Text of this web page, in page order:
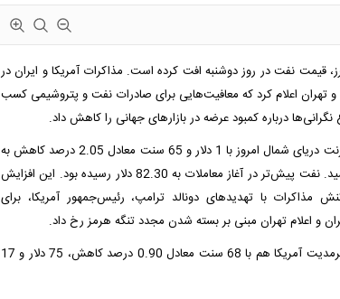
قیمت‌ نفت در روز دوشنبه افت کرده است. مذاکرات آمریکا و ایران در
تهران اعلام کرد که معافیت‌هایی برای صادرات نفت و پتروشیمی کسب
درباره کمبود عرضه در بازارهای جهانی را کاهش داد.
قیمت هر بشکه نفت برنت دریای شمال امروز با 1 دلار و 65 سنت معادل 2.05 درصد کاهش به
78 دلار و 92 سنت رسید. نفت پیش‌تر در آغاز معاملات به 82.30 دلار رسیده بود. این افزایش
مذاکرات با تهدیدهای دونالد ترامپ، رئیس‌جمهور آمریکا، برای
و اعلام تهران مبنی بر بسته شدن مجدد تنگه هرمز رخ داد.
نفت وست تگزاس اینترمدیت آمریکا هم با 68 سنت معادل 0.90 درصد کاهش، 75 دلار و 17